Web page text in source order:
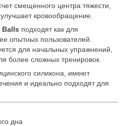
смещенного центра тяжести,
кровообращение.
Balls подходят как для
опытных пользователей.
для начальных упражнений,
более сложных тренировок.
силикона, имеют
и идеально подходят для
дна